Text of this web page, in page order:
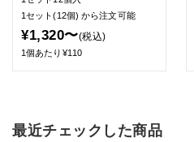
1セット(12個)から注文可能
¥1,320〜(税込)
1個あたり¥110
最近チェックした商品